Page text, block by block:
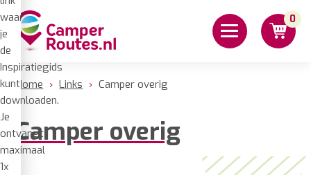
waar
je
de
Inspiratiegids
kunt
downloaden.
Je
ontvangt
maximaal
1x
0
Home › Links › Camper overig
Camper overig